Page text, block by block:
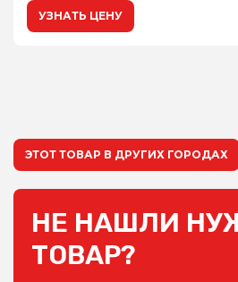
УЗНАТЬ ЦЕНУ
ЭТОТ ТОВАР В ДРУГИХ ГОРОДАХ
НЕ НАШЛИ
ТОВАР?